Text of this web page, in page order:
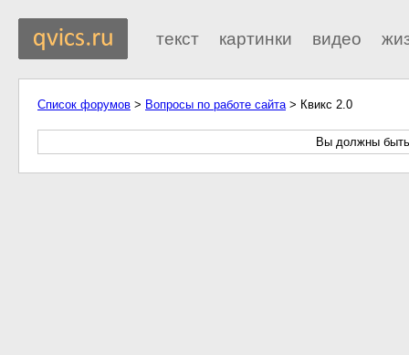
текст картинки видео
Список форумов > Вопросы по работе сайта> Квикс 2.0
Вы должны